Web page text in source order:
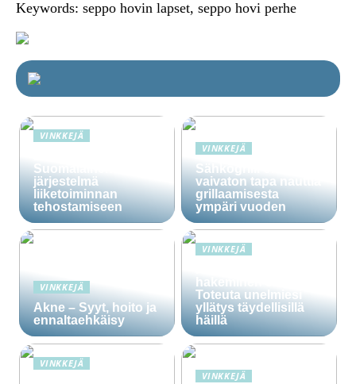
Keywords: seppo hovin lapset, seppo hovi perhe
VINKKEJÄ
Suomalainen CRM-
järjestelmä
liiketoiminnan
tehostamiseen
VINKKEJÄ
Sähkögrilli on
vaivaton tapa nauttia
grillaamisesta
ympäri vuoden
VINKKEJÄ
Akne – Syyt, hoito ja
ennaltaehkäisy
VINKKEJÄ
hakeminen salassa –
Toteuta unelmiesi
yllätys täydellisillä
häillä
VINKKEJÄ
VINKKEJÄ